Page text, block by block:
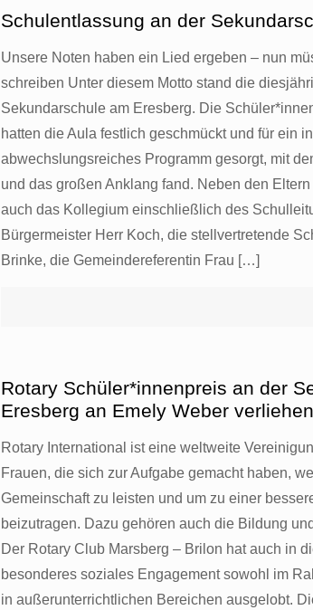
Schulentlassung an der
Unsere Noten haben ein Lied ergeben – nun
schreiben Unter diesem Motto stand die
Sekundarschule am Eresberg. Die
hatten die Aula festlich geschmückt und für ein
abwechslungsreiches Programm gesorgt, mit
und das großen Anklang fand. Neben den
auch das Kollegium einschließlich des
Bürgermeister Herr Koch, die stellvertretende
Brinke, die Gemeindereferentin Frau […]
Rotary Schüler*innenpreis an der
Eresberg an Emely Weber verliehen
Rotary International ist eine weltweite
Frauen, die sich zur Aufgabe gemacht haben,
Gemeinschaft zu leisten und um zu einer
beizutragen. Dazu gehören auch die Bildung
Der Rotary Club Marsberg – Brilon hat auch in
besonderes soziales Engagement sowohl im
in außerunterrichtlichen Bereichen ausgelobt.